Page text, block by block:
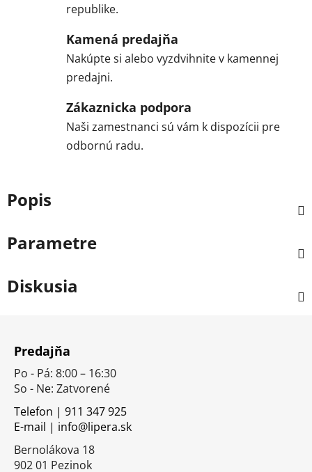
republike.
Kamená predajňa
Nakúpte si alebo vyzdvihnite v kamennej
predajni.
Zákaznicka podpora
Naši zamestnanci sú vám k dispozícii pre
odbornú radu.
Popis
Parametre
Diskusia
Predajňa
Po - Pá: 8:00 – 16:30
So - Ne: Zatvorené
Telefon | 911 347 925
E-mail | info@lipera.sk
Bernolákova 18
902 01 Pezinok